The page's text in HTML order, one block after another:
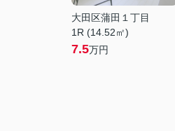
大田区蒲田１丁目
1R (14.52㎡)
7.5万円